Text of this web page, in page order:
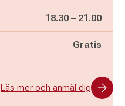
Pågår mellan
18.30 – och
21.00
Gratis
Läs mer och anmäl dig